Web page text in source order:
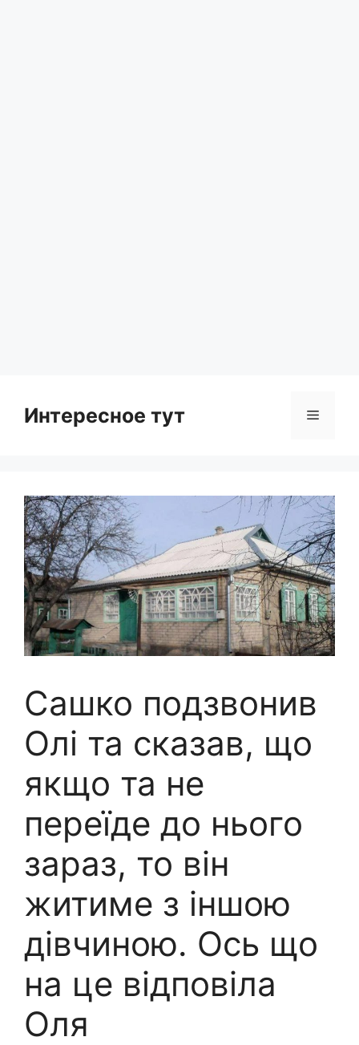
Интересное тут Menu
Сашко подзвонив
Олі та сказав, що
якщо та не
переїде до нього
зараз, то він
житиме з іншою
дівчиною. Ось що
на це відповіла
Оля